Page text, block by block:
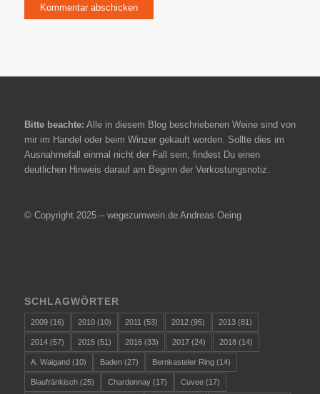
Bitte beachte: Alle in diesem Blog beschriebenen Weine sind von
mir im Handel oder beim Winzer gekauft worden. Sollte dies im
Ausnahmefall einmal nicht der Fall sein, findest Du einen
deutlichen Hinweis darauf am Beginn der Verkostungsnotiz.
© Copyright 2025 – wegezumwein.de Andreas Oeing
SCHLAGWÖRTER
2009(16) 2010(10) 2011(53) 2012(95) 2013(81)
2014(57) 2015(51) 2016(33) 2017(24) 2018(14)
A. Waigand (10) Baden(27) Bernkasteler Ring(14)
Blaufränkisch(25) Chardonnay(17) Cuvee(17)